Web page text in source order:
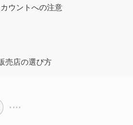
ウントへの注意
売店の選び方